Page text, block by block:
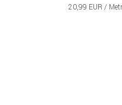
20,99 EUR /